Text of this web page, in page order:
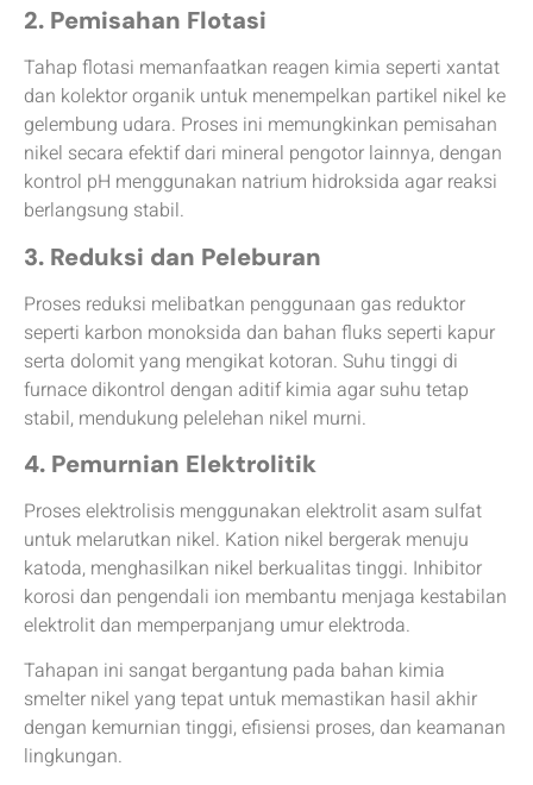
2. Pemisahan Flotasi
Tahap flotasi memanfaatkan reagen kimia seperti xantat
dan kolektor organik untuk menempelkan partikel nikel ke
gelembung udara. Proses ini memungkinkan pemisahan
nikel secara efektif dari mineral pengotor lainnya, dengan
kontrol pH menggunakan natrium hidroksida agar reaksi
berlangsung stabil.
3. Reduksi dan Peleburan
Proses reduksi melibatkan penggunaan gas reduktor
seperti karbon monoksida dan bahan fluks seperti kapur
serta dolomit yang mengikat kotoran. Suhu tinggi di
furnace dikontrol dengan aditif kimia agar suhu tetap
stabil, mendukung pelelehan nikel murni.
4. Pemurnian Elektrolitik
Proses elektrolisis menggunakan elektrolit asam sulfat
untuk melarutkan nikel. Kation nikel bergerak menuju
katoda, menghasilkan nikel berkualitas tinggi. Inhibitor
korosi dan pengendali ion membantu menjaga kestabilan
elektrolit dan memperpanjang umur elektroda.
Tahapan ini sangat bergantung pada bahan kimia
smelter nikel yang tepat untuk memastikan hasil akhir
dengan kemurnian tinggi, efisiensi proses, dan keamanan
lingkungan.